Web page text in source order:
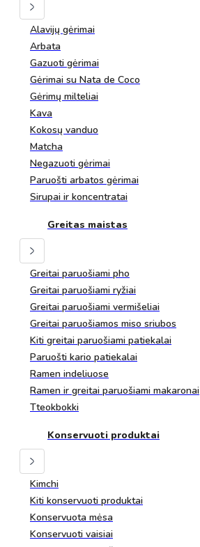
Alavijų gėrimai
Arbata
Gazuoti gėrimai
Gėrimai su Nata de Coco
Gėrimų milteliai
Kava
Kokosų vanduo
Matcha
Negazuoti gėrimai
Paruošti arbatos gėrimai
Sirupai ir koncentratai
Greitas maistas
Greitai paruošiami pho
Greitai paruošiami ryžiai
Greitai paruošiami vermišeliai
Greitai paruošiamos miso sriubos
Kiti greitai paruošiami patiekalai
Paruošti kario patiekalai
Ramen indeliuose
Ramen ir greitai paruošiami makaronai
Tteokbokki
Konservuoti produktai
Kimchi
Kiti konservuoti produktai
Konservuota mėsa
Konservuoti vaisiai